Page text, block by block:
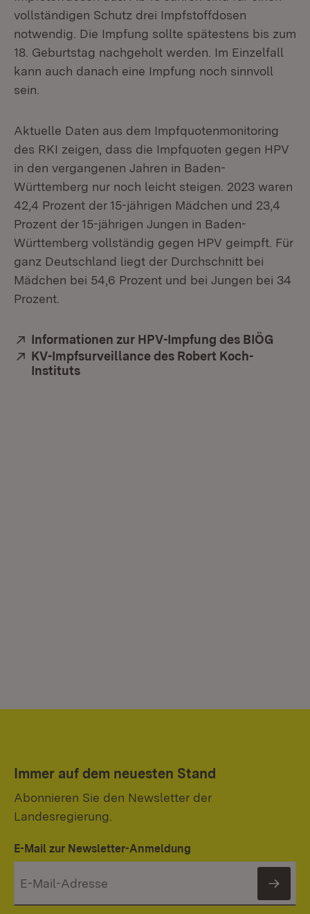
vollständigen Schutz drei Impfstoffdosen
notwendig. Die Impfung sollte spätestens bis zum
18. Geburtstag nachgeholt werden. Im Einzelfall
kann auch danach eine Impfung noch sinnvoll
sein.
Aktuelle Daten aus dem Impfquotenmonitoring
des RKI zeigen, dass die Impfquoten gegen HPV
in den vergangenen Jahren in Baden-
Württemberg nur noch leicht steigen. 2023 waren
42,4 Prozent der 15-jährigen Mädchen und 23,4
Prozent der 15-jährigen Jungen in Baden-
Württemberg vollständig gegen HPV geimpft. Für
ganz Deutschland liegt der Durchschnitt bei
Mädchen bei 54,6 Prozent und bei Jungen bei 34
Prozent.
Extern:
Informationen zur HPV-Impfung des BIÖG
Extern:
KV-Impfsurveillance des Robert Koch-
Instituts
Immer auf dem neuesten Stand
Abonnieren Sie den Newsletter der
Landesregierung.
E-Mail zur Newsletter-Anmeldung